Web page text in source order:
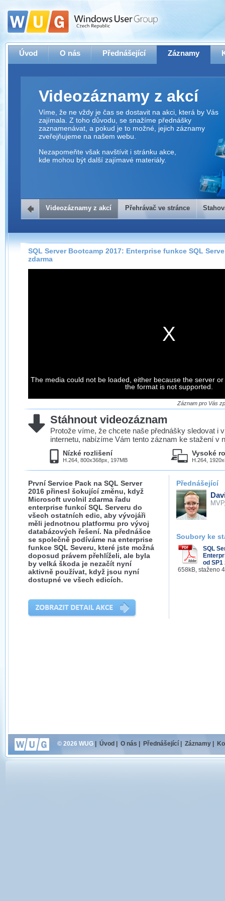
Úvod O nás Přednášející Záznamy
Videozáznamy z akcí
Víme, že ne vždy je čas se dostavit na akci, která by Vás
zajímala. Z toho důvodu, se snažíme přednášky
zaznamenávat, a pokud je to možné, jejich záznamy
zveřejňujeme na našem webu.
Nezapomeňte však navštívit i stránku akce,
kde mohou být další zajímavé materiály.
Přehrávač ve stránce
Záznamy na našem webu můžete pohodlně sledovat
přímo na stránce s využitím našehoHTML 5nebo
Silverlightpřehrávače.
Stahování záznamů
záznamů.
ve formátu, který není vhodný pro stahování,
proto je ke stažení nenabízíme.
Videozáznamy z akcí Přehrávač ve stránce
SQL Server Bootcamp 2017: Enterprise funkce SQL
zdarma
The media could not be loaded, either because the server
the format is not supported.
Záznam pro Vás
Stáhnout videozáznam
Protože víme, že chcete naše přednášky sledovat i
internetu, nabízíme Vám tento záznam ke stažení v
Nízké rozlišení
H.264, 800x368px, 197MB
Vysoké
H.264,
První Service Pack na SQL Server
2016 přinesl šokující změnu, když
Microsoft uvolnil zdarma řadu
enterprise funkcí SQL Serveru do
všech ostatních edic, aby vývojáři
měli jednotnou platformu pro vývoj
databázových řešení. Na přednášce
se společně podíváme na enterprise
funkce SQL Severu, které jste možná
doposud právem přehlíželi, ale byla
by velká škoda je nezačít nyní
aktivně používat, když jsou nyní
dostupné ve všech edicích.
Přednášející
Soubory ke
SQL
od SP1
658kB, staženo
© 2026 WUG Úvod O nás Přednášející Záznamy